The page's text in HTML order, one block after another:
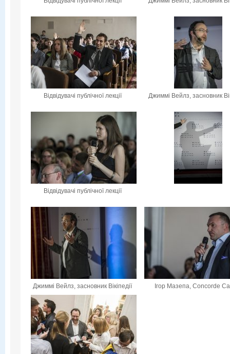
Відвідувачі публічної лекції Джиммі Вейлз, засновник
Відвідувачі публічної лекції
Джиммі Вейлз, засновник Вікіпедії Ігор Мазепа, Concorde